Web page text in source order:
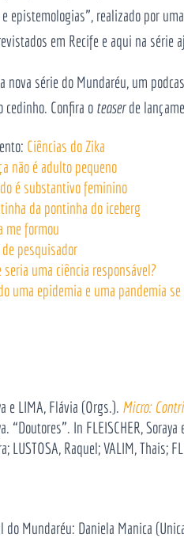
epistemologias”, realizado por
em Recife e aqui na série
nova série do Mundaréu, um
Confira o teaserde
Ciências do Zika
não é adulto pequeno
é substantivo feminino
da pontinha do iceberg
me formou
de pesquisador
seria uma ciência responsável?
uma epidemia e uma pandemia
e LIMA, Flávia (Orgs.). Micro:
“Doutores”. In FLEISCHER,
LUSTOSA, Raquel; VALIM, Thais;
do Mundaréu: Daniela Manica